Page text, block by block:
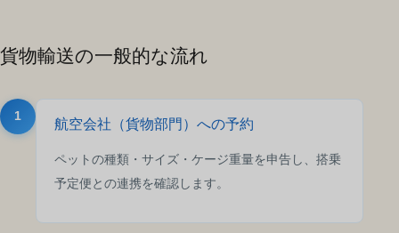
貨物輸送の一般的な流れ
1
航空会社（貨物部門）への予約
ペットの種類・サイズ・ケージ重量を申告し、搭乗
予定便との連携を確認します。